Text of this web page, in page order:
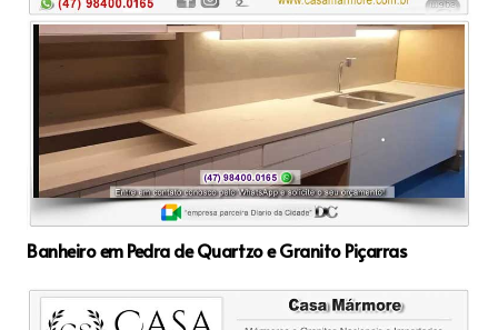
Banheiro em Pedra de Quartzo e Granito Piçarras